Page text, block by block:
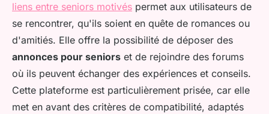
liens entre seniors motivés permet aux utilisateurs de
se rencontrer, qu'ils soient en quête de romances ou
d'amitiés. Elle offre la possibilité de déposer des
annonces pour seniors et de rejoindre des forums
où ils peuvent échanger des expériences et conseils.
Cette plateforme est particulièrement prisée, car elle
met en avant des critères de compatibilité, adaptés